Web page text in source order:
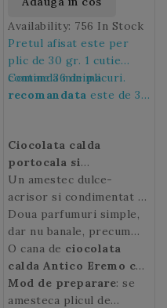
Availability: 756 In Stock
Pretul afisat este per
plic de 30 gr. 1 cutie
contine 36 de plicuri.
Comanda minima
recomandata este de 36
Ciocolata calda
portocala si
scortisoara Antico
Eremo,se prepara la
Espressor
Un amestec dulce-
acrisor si condimentat cu
iz mediteranean
Doua parfumuri simple,
dar nu banale, precum
portocala si scortisoara,
amplifica gustul
ciocolatei calde, bautura
calda cea mai indragita a
O cana de ciocolata
calda Antico Eremo cu
portocala si
scortisoaraaduce un
Mod de preparare: se
amesteca plicul de